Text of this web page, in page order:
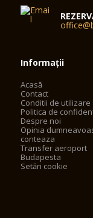
Informații
Acasă
Contact
Conditii de utilizare
Politica de
Despre noi
Opinia
conteaza
Transfer aeroport
Budapesta
Setări cookie